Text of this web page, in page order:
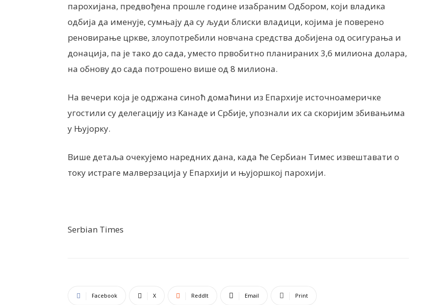
парохијана, предвођена прошле године изабраним Одбором, који владика
одбија да именује, сумњају да су људи блиски владици, којима је поверено
реновирање цркве, злоупотребили новчана средства добијена од осигурања и
донација, па је тако до сада, уместо првобитно планираних 3,6 милиона долара,
на обнову до сада потрошено више од 8 милиона.
На вечери која је одржана синоћ домаћини из Епархије источноамеричке
угостили су делегацију из Kанаде и Србије, упознали их са скоријим збивањима
у Њујорку.
Више детаља очекујемо наредних дана, када ће Сербиан Тимес извештавати о
току истраге малверзација у Епархији и њујоршкој парохији.
Serbian Times
Facebook X ReddIt Email Print